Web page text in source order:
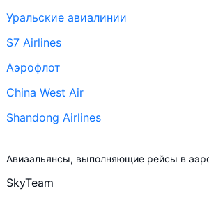
Уральские авиалинии
S7 Airlines
Аэрофлот
China West Air
Shandong Airlines
Juneyao Airlines
Chongqing Airlines
Авиаальянсы, выполняющие рейсы в
SkyTeam